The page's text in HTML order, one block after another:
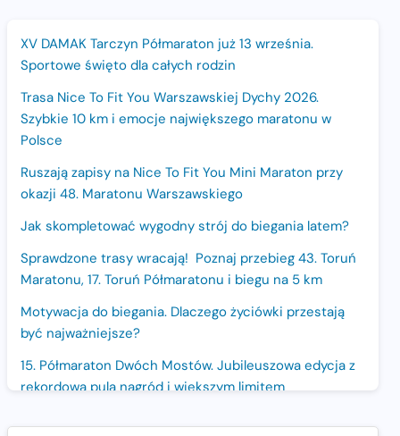
XV DAMAK Tarczyn Półmaraton już 13 września.
Sportowe święto dla całych rodzin
Trasa Nice To Fit You Warszawskiej Dychy 2026.
Szybkie 10 km i emocje największego maratonu w
Polsce
Ruszają zapisy na Nice To Fit You Mini Maraton przy
okazji 48. Maratonu Warszawskiego
Jak skompletować wygodny strój do biegania latem?
Sprawdzone trasy wracają! Poznaj przebieg 43. Toruń
Maratonu, 17. Toruń Półmaratonu i biegu na 5 km
Motywacja do biegania. Dlaczego życiówki przestają
być najważniejsze?
15. Półmaraton Dwóch Mostów. Jubileuszowa edycja z
rekordową pulą nagród i większym limitem